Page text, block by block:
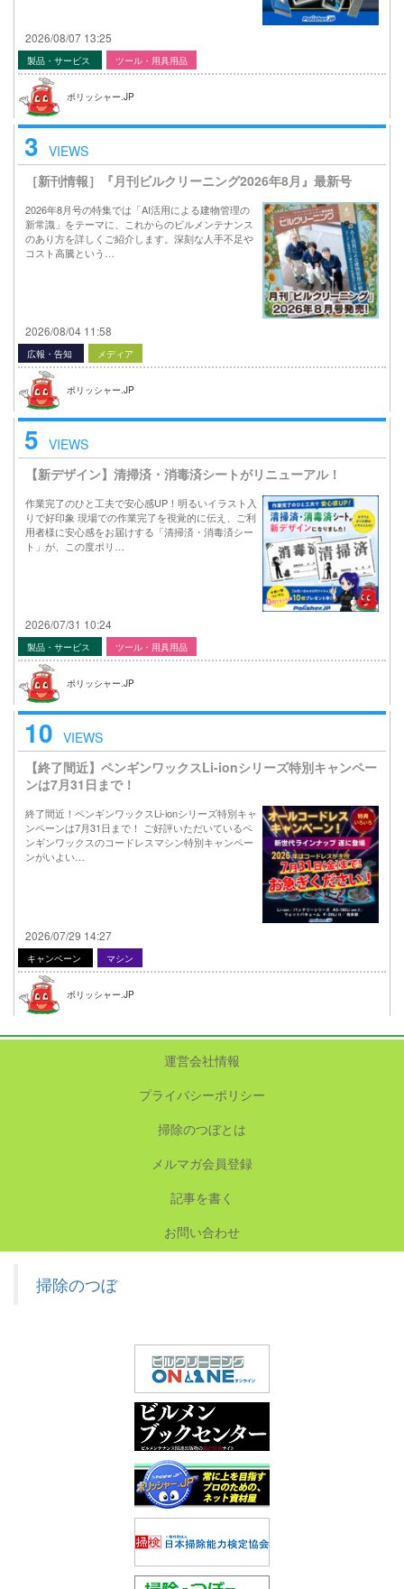
2026/08/07 13:25
製品・サービス ツール・用具用品
ポリッシャー.JP
3 VIEWS
［新刊情報］『月刊ビルクリーニング2026年8月』最新号
2026年8月号の特集では「AI活用による建物管理の
新常識」をテーマに、これからのビルメンテナンス
のあり方を詳しくご紹介します。深刻な人手不足や
コスト高騰という…
2026/08/04 11:58
広報・告知 メディア
ポリッシャー.JP
5 VIEWS
【新デザイン】清掃済・消毒済シートがリニューアル！
作業完了のひと工夫で安心感UP！明るいイラスト入
りで好印象 現場での作業完了を視覚的に伝え、ご利
用者様に安心感をお届けする「清掃済・消毒済シー
ト」が、この度ポリ…
2026/07/31 10:24
製品・サービス ツール・用具用品
ポリッシャー.JP
10 VIEWS
【終了間近】ペンギンワックスLi-ionシリーズ特別キャンペー
ンは7月31日まで！
終了間近！ペンギンワックスLi-ionシリーズ特別キャ
ンペーンは7月31日まで！ ご好評いただいているペ
ンギンワックスのコードレスマシン特別キャンペー
ンがいよい…
2026/07/29 14:27
キャンペーン マシン
ポリッシャー.JP
運営会社情報
プライバシーポリシー
掃除のつぼとは
メルマガ会員登録
記事を書く
お問い合わせ
掃除のつぼ